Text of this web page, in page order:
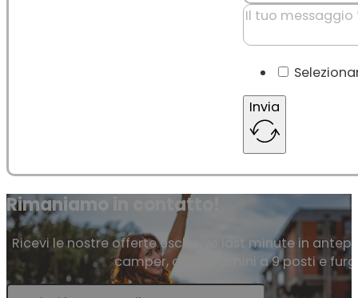
Invia
Rimaniamo in contatto!
Ricevi le nostre offerte esclusive last minute in
camper, auto, pulmini a 9 posti e